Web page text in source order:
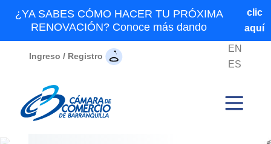
¿YA SABES CÓMO HACER TU PRÓXIMA
RENOVACIÓN? Conoce más dando
clic
aquí
Ingreso / Registro
EN
ES